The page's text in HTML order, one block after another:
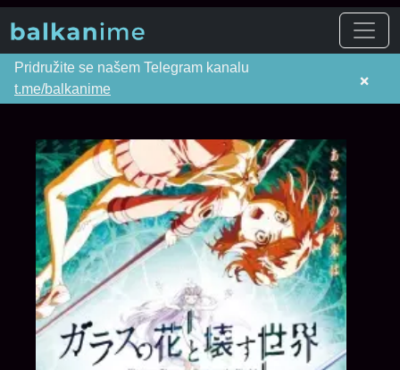
Pridružite se našem Telegram kanalu
t.me/balkanime
×